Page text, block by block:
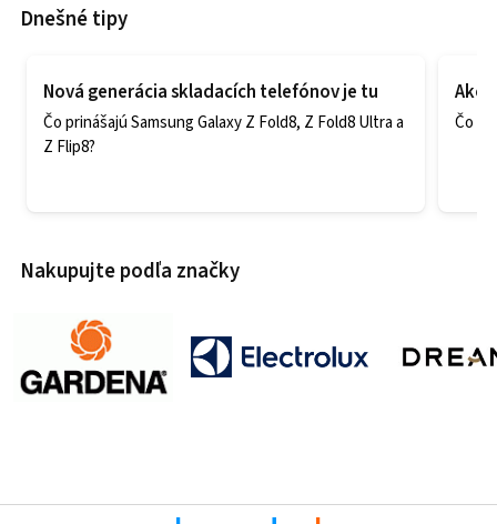
Dnešné tipy
Nová generácia skladacích telefónov je tu
Čo prinášajú Samsung Galaxy Z Fold8, Z Fold8 Ultra a
Z Flip8?
Ako
Čo
Nakupujte podľa značky